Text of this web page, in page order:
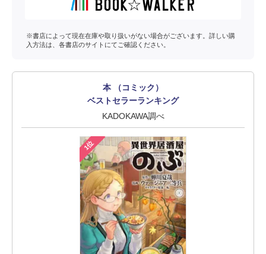
※書店によって現在在庫や取り扱いがない場合がございます。詳しい購
入方法は、各書店のサイトにてご確認ください。
本 （コミック）
ベストセラーランキング
KADOKAWA調べ
1位